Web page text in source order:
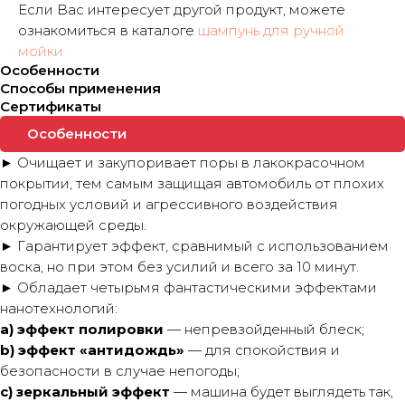
Если Вас интересует другой продукт, можете
ознакомиться в каталоге шампунь для ручной
мойки
Особенности
Способы применения
Сертификаты
Особенности
► Очищает и закупоривает поры в лакокрасочном
покрытии, тем самым защищая автомобиль от плохих
погодных условий и агрессивного воздействия
окружающей среды.
► Гарантирует эффект, сравнимый с использованием
воска, но при этом без усилий и всего за 10 минут.
► Обладает четырьмя фантастическими эффектами
нанотехнологий:
a) эффект полировки — непревзойденный блеск;
b) эффект «антидождь» — для спокойствия и
безопасности в случае непогоды;
c) зеркальный эффект — машина будет выглядеть так,